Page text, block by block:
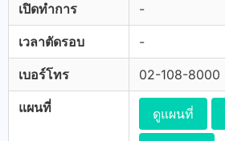
เปิดทำการ -
เวลาตัดรอบ -
เบอร์โทร 02-108-8000
แผนที่ ดูแผนที่